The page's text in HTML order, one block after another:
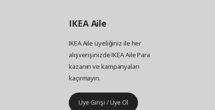
IKEAAile
IKEA Aile üyeliğiniz ile her
alışverişinizde IKEA Aile Para
kazanın ve kampanyaları
kaçırmayın.
Üye Girişi / Üye Ol